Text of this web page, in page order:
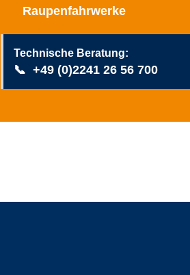
Raupenfahrwerke
Technische Beratung:
📞 +49 (0)2241 26 56 700